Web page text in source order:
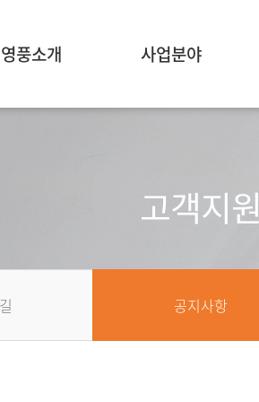
영풍소개 사업분야
고객지원
공지사항